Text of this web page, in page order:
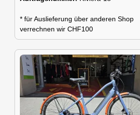
* für Auslieferung über anderen Shop
verrechnen wir CHF100